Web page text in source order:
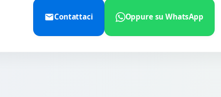
Contattaci Oppure su WhatsApp